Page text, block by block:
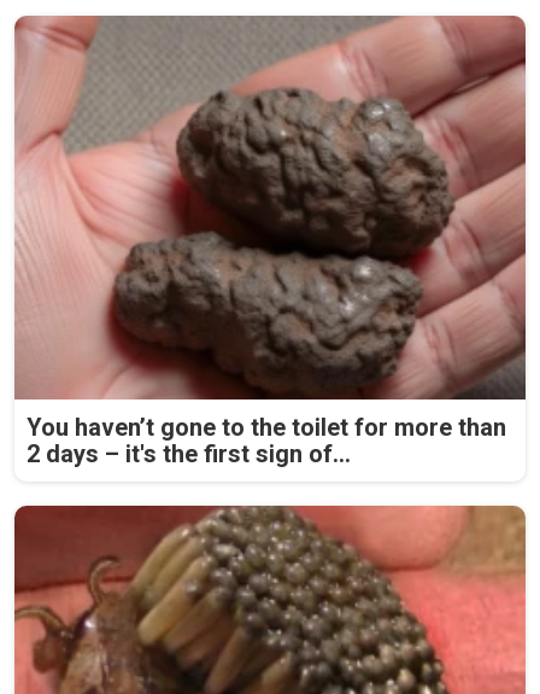
You haven’t gone to the toilet for more than
2 days – it's the first sign of...